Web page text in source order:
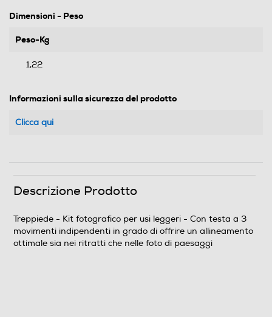
Dimensioni - Peso
Peso-Kg
1,22
Informazioni sulla sicurezza del prodotto
Clicca qui
Descrizione Prodotto
Treppiede - Kit fotografico per usi leggeri - Con testa a 3
movimenti indipendenti in grado di offrire un allineamento
ottimale sia nei ritratti che nelle foto di paesaggi